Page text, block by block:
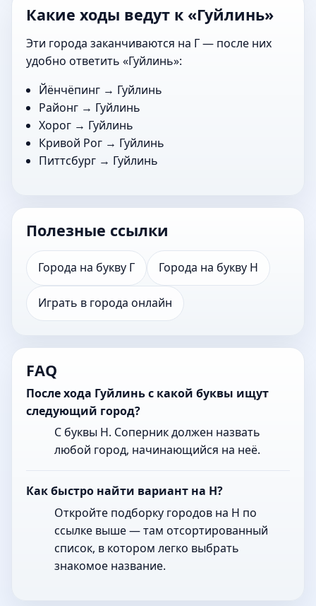
Какие ходы ведут к «Гуйлинь»
Эти города заканчиваются на Г — после них
удобно ответить «Гуйлинь»:
Йёнчёпинг → Гуйлинь
Районг → Гуйлинь
Хорог → Гуйлинь
Кривой Рог → Гуйлинь
Питтсбург → Гуйлинь
Полезные ссылки
Города на букву Г Города на букву Н
Играть в города онлайн
FAQ
После хода Гуйлинь с какой буквы ищут
следующий город?
С буквы Н. Соперник должен назвать
любой город, начинающийся на неё.
Как быстро найти вариант на Н?
Откройте подборку городов на Н по
ссылке выше — там отсортированный
список, в котором легко выбрать
знакомое название.